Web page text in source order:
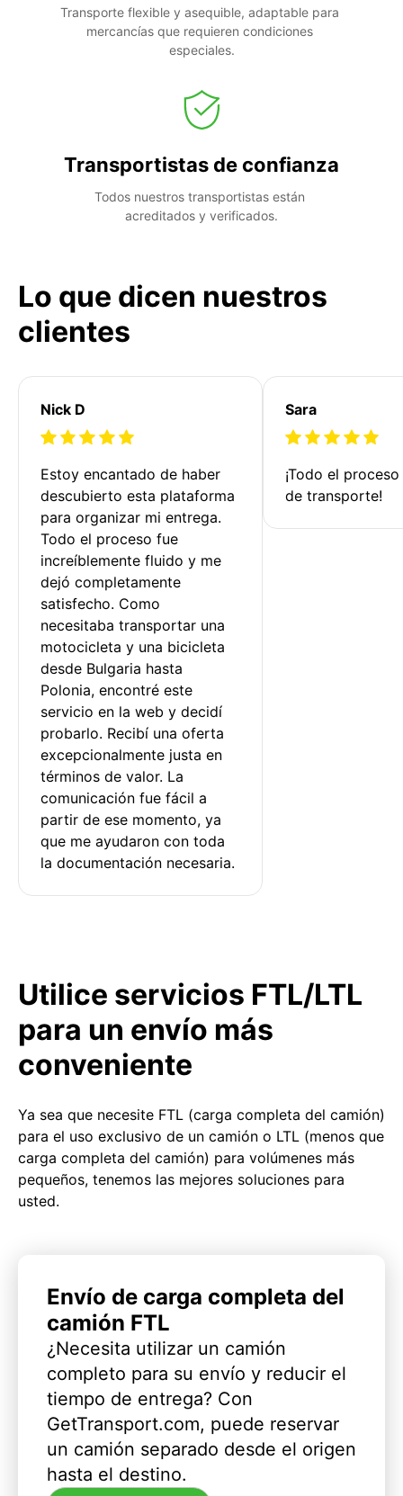
Transporte flexible y asequible, adaptable para
mercancías que requieren condiciones
especiales.
Transportistas de confianza
Todos nuestros transportistas están
acreditados y verificados.
Lo que dicen nuestros
clientes
Nick D
Estoy encantado de haber
descubierto esta plataforma
para organizar mi entrega.
Todo el proceso fue
increíblemente fluido y me
dejó completamente
satisfecho. Como
necesitaba transportar una
motocicleta y una bicicleta
desde Bulgaria hasta
Polonia, encontré este
servicio en la web y decidí
probarlo. Recibí una oferta
excepcionalmente justa en
términos de valor. La
comunicación fue fácil a
partir de ese momento, ya
que me ayudaron con toda
la documentación necesaria.
Sara
¡Todo el
de transporte!
Utilice servicios FTL/LTL
para un envío más
conveniente
Ya sea que necesite FTL (carga completa del camión)
para el uso exclusivo de un camión o LTL (menos que
carga completa del camión) para volúmenes más
pequeños, tenemos las mejores soluciones para
usted.
Envío de carga completa del
camión FTL
¿Necesita utilizar un camión
completo para su envío y reducir el
tiempo de entrega? Con
GetTransport.com, puede reservar
un camión separado desde el origen
hasta el destino.